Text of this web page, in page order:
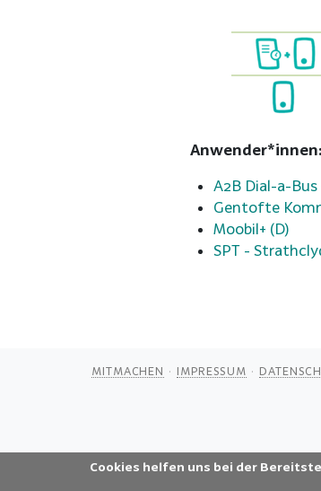
Cookies helfen uns bei der
Anwender*innen:
A2B Dial-a-
Gentofte
Moobil+ (D)
SPT -
MITMACHEN IMPRESSUM